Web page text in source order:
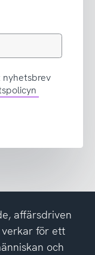
affärsdriven
verkar för ett
och